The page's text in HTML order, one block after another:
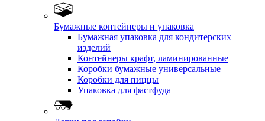
Бумажные контейнеры и упаковка
Бумажная упаковка для кондитерских
изделий
Контейнеры крафт, ламинированные
Коробки бумажные универсальные
Коробки для пиццы
Упаковка для фастфуда